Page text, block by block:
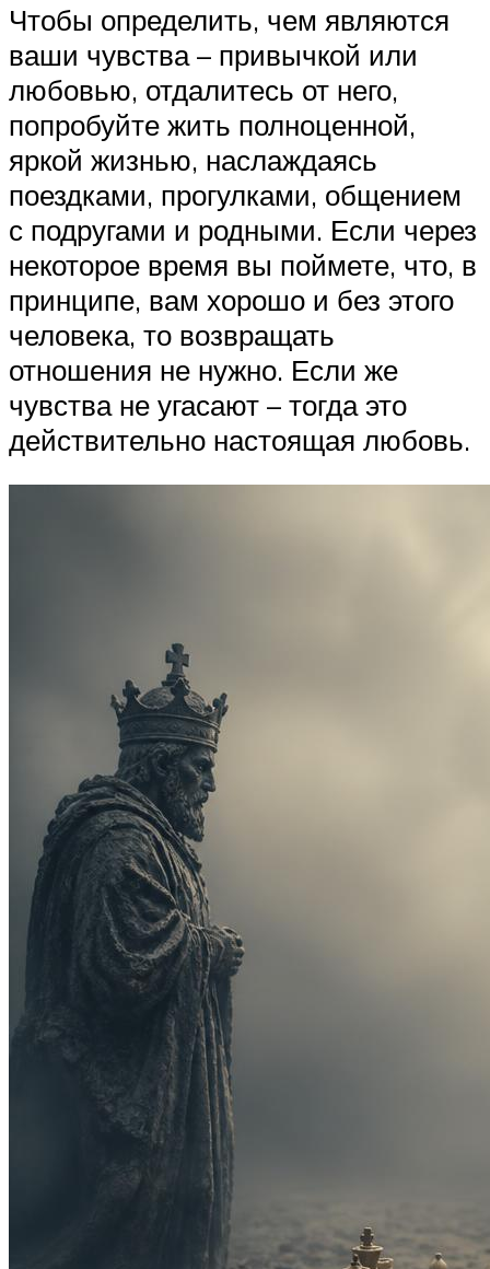
Чтобы определить, чем являются
ваши чувства – привычкой или
любовью, отдалитесь от него,
попробуйте жить полноценной,
яркой жизнью, наслаждаясь
поездками, прогулками, общением
с подругами и родными. Если через
некоторое время вы поймете, что, в
принципе, вам хорошо и без этого
человека, то возвращать
отношения не нужно. Если же
чувства не угасают – тогда это
действительно настоящая любовь.